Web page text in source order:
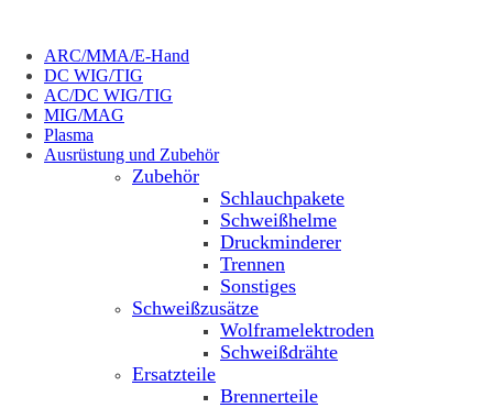
ARC/MMA/E-Hand
DC WIG/TIG
AC/DC WIG/TIG
MIG/MAG
Plasma
Ausrüstung und Zubehör
Zubehör
Schlauchpakete
Schweißhelme
Druckminderer
Trennen
Sonstiges
Schweißzusätze
Wolframelektroden
Schweißdrähte
Ersatzteile
Brennerteile